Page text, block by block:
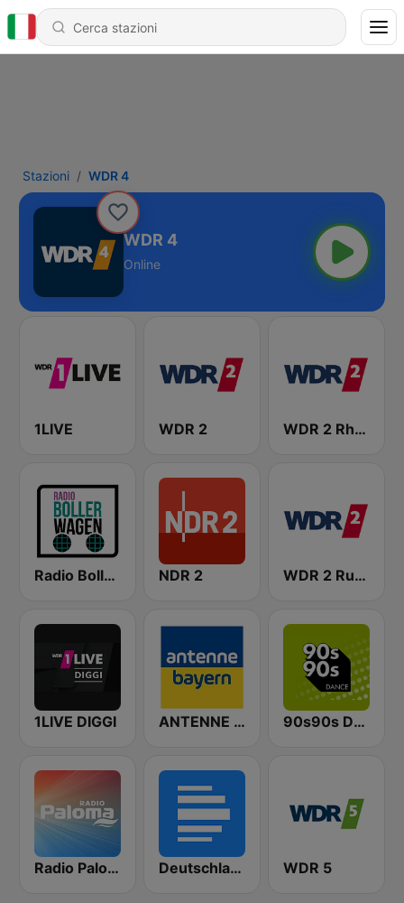
Stazioni WDR 4
WDR 4
Online
1LIVE WDR 2 WDR 2 Rhein und Ruhr
Radio Bollerwagen NDR 2 WDR 2 Ruhrgebiet
1LIVE DIGGI ANTENNE BAYERN 90s90s Dance
Radio Paloma Deutschlandfunk WDR 5